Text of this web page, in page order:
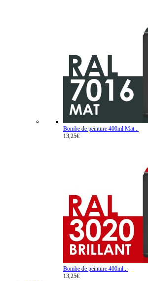
Bombe de peinture 400ml Mat...
13,25€
Bombe de peinture 400ml...
13,25€